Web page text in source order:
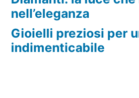
nell’eleganza
Gioielli preziosi per
indimenticabile